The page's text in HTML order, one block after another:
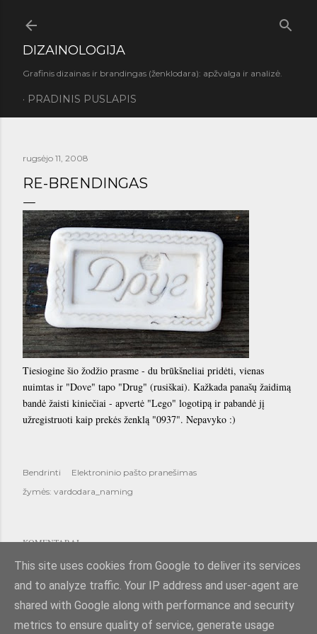
DIZAINOLOGIJA
Grafinis dizainas ir brandingas (ženklodara): apžvalga ir analizė.
PRADINIS PUSLAPIS
rugsėjo 11, 2008
RE-BRENDINGAS
Tiesiogine šio žodžio prasme - du brūkšneliai pridėti, vienas
nuimtas ir "Dove" tapo "Drug" (rusiškai). Kažkada panašų žaidimą
bandė žaisti kiniečiai - apvertė "Lego" logotipą ir pabandė jį
užregistruoti kaip prekės ženklą "0937". Nepavyko :)
Bendrinti
Elektroninio pašto pranešimas
žymės: vardodara_naming
KOMENTARAI
RAŠYTI KOMENTARĄ
This site uses cookies from Google to deliver its services
and to analyze traffic. Your IP address and user-agent are
shared with Google along with performance and security
metrics to ensure quality of service, generate usage